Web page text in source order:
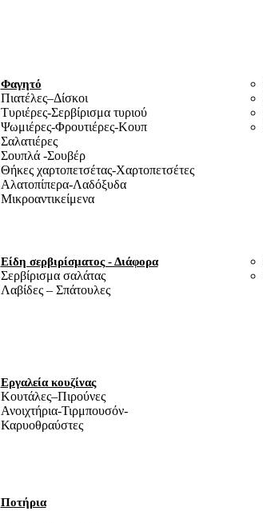
Φαγητό
Πιατέλες–Δίσκοι
Τυριέρες-Σερβίρισμα τυριού
Ψωμιέρες-Φρουτιέρες-Κουπ
Σαλατιέρες
Σουπλά -Σουβέρ
Θήκες χαρτοπετσέτας-Χαρτοπετσέτες
Αλατοπίπερα-Λαδόξυδα
Μικροαντικείμενα
Είδη σερβιρίσματος - Διάφορα
Σερβίρισμα σαλάτας
Λαβίδες – Σπάτουλες
Εργαλεία κουζίνας
Κουτάλες–Πιρούνες
Ανοιχτήρια-Τιρμπουσόν-
Καρυοθραύστες
Ποτήρια